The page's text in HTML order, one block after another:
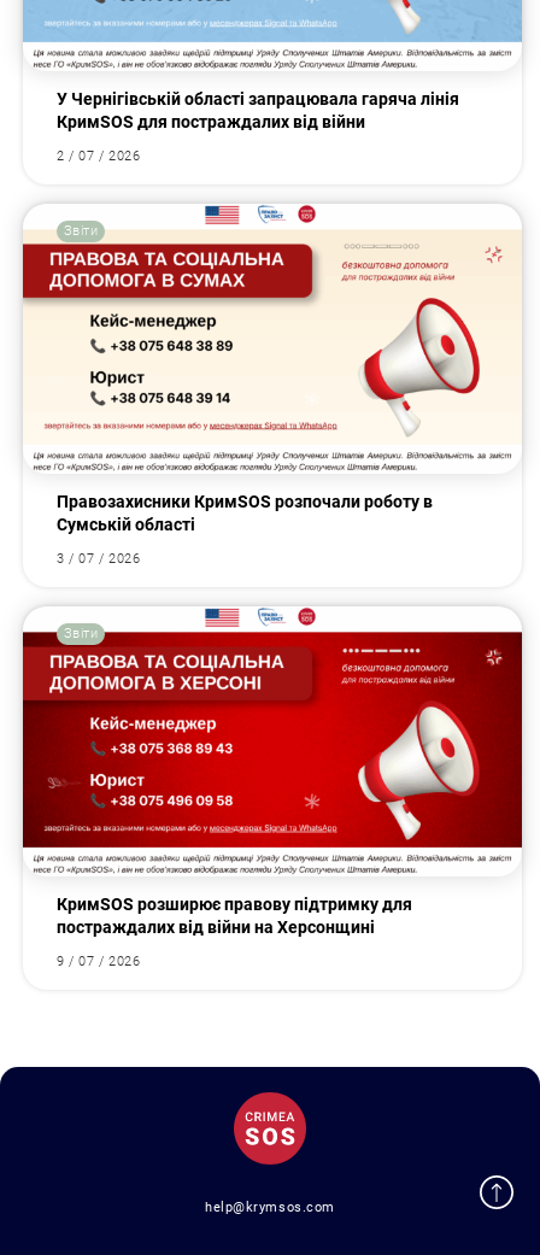
У Чернігівській області запрацювала гаряча лінія
КримSOS для постраждалих від війни
2 / 07 / 2026
Звіти
Правозахисники КримSOS розпочали роботу в
Сумській області
3 / 07 / 2026
Звіти
КримSOS розширює правову підтримку для
постраждалих від війни на Херсонщині
9 / 07 / 2026
help@krymsos.com